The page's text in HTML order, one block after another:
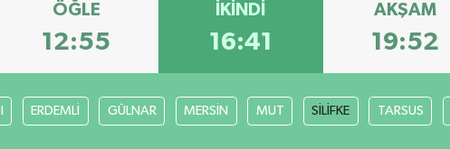
ÖĞLE
12:55
İKINDI
16:41
AKŞAM
19:52
ERDEMLİ GÜLNAR MERSİN MUT SİLİFKE TARSUS